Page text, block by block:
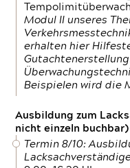
Modul II unseres
erhalten hier
Beispielen wird die
Ausbildung zum
nicht einzeln buchbar)
Termin 8/10: